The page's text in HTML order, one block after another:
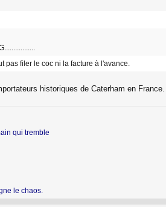
pas filer le coc ni la facture à l'avance.
historiques de Caterham en
qui tremble
le chaos.